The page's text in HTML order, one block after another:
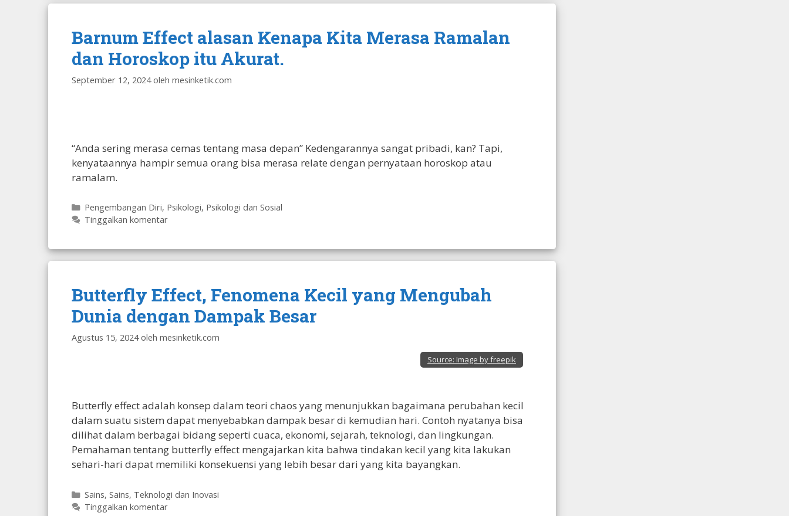
Barnum Effect alasan Kenapa Kita Merasa Ramalan
dan Horoskop itu Akurat.
September 12, 2024 oleh mesinketik.com
“Anda sering merasa cemas tentang masa depan” Kedengarannya sangat pribadi, kan? Tapi,
kenyataannya hampir semua orang bisa merasa relate dengan pernyataan horoskop atau
ramalam.
Kategori
Pengembangan Diri, Psikologi, Psikologi dan Sosial
Tinggalkan komentar
Butterfly Effect, Fenomena Kecil yang Mengubah
Dunia dengan Dampak Besar
Agustus 15, 2024 oleh mesinketik.com
Source: Image by freepik
Butterfly effect adalah konsep dalam teori chaos yang menunjukkan bagaimana perubahan kecil
dalam suatu sistem dapat menyebabkan dampak besar di kemudian hari. Contoh nyatanya bisa
dilihat dalam berbagai bidang seperti cuaca, ekonomi, sejarah, teknologi, dan lingkungan.
Pemahaman tentang butterfly effect mengajarkan kita bahwa tindakan kecil yang kita lakukan
sehari-hari dapat memiliki konsekuensi yang lebih besar dari yang kita bayangkan.
Kategori
Sains, Sains, Teknologi dan Inovasi
Tinggalkan komentar